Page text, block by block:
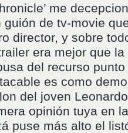
me
guión de tv-movie
director, y sobre
era mejor que
del recurso
es como
del joven
opinión tuya en
puse más alto el